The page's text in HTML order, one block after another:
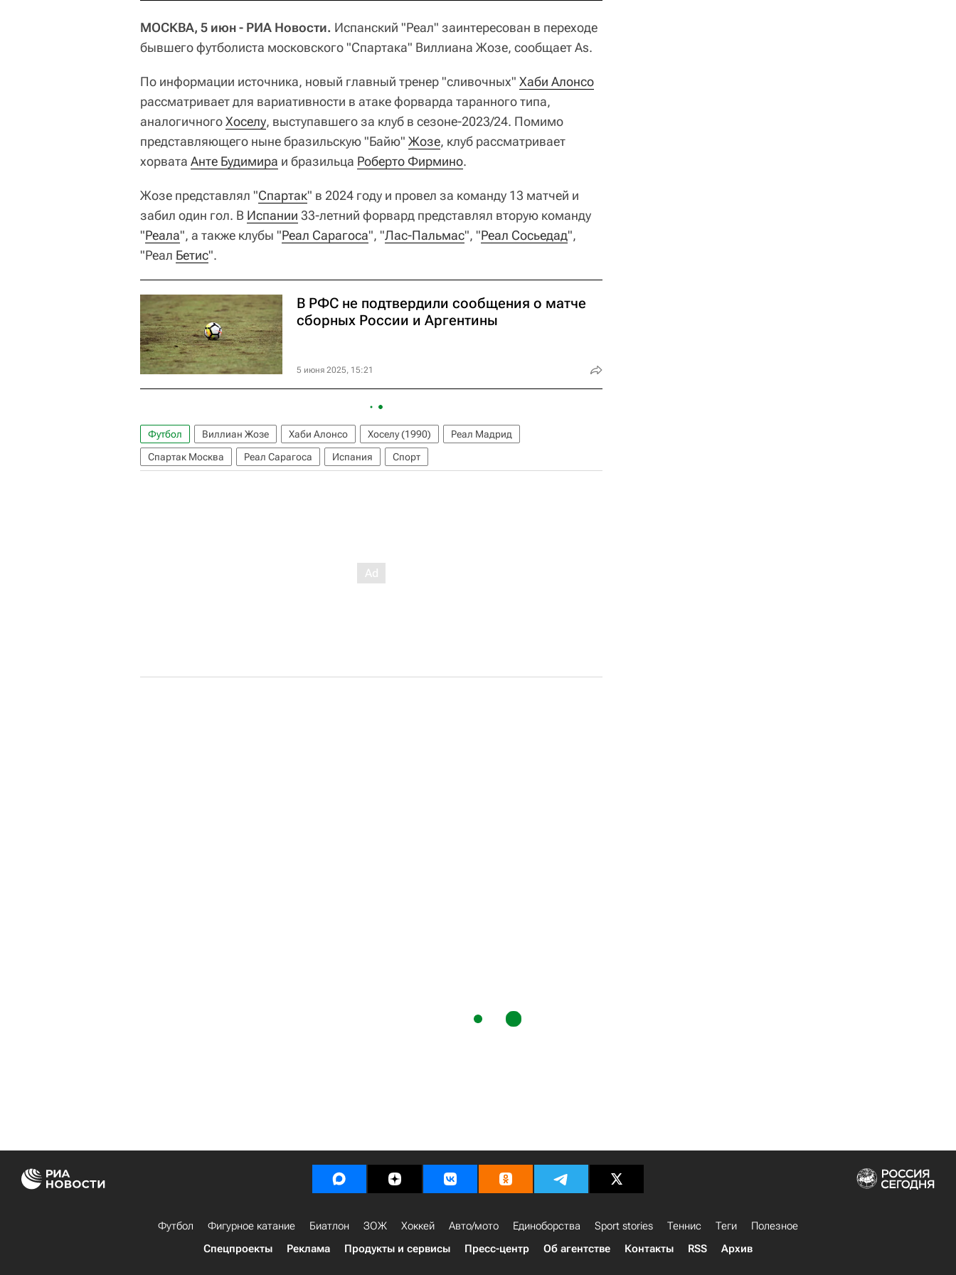
МОСКВА, 5 июн - РИА Новости. Испанский "Реал" заинтересован в переходе
бывшего футболиста московского "Спартака" Виллиана Жозе, сообщает As.
По информации источника, новый главный тренер "сливочных" Хаби Алонсо
рассматривает для вариативности в атаке форварда таранного типа,
аналогичногоХоселу, выступавшего за клуб в сезоне-2023/24. Помимо
представляющего ныне бразильскую "Байю" Жозе, клуб рассматривает
хорвата Анте Будимира и бразильца Роберто Фирмино.
Жозе представлял "Спартак" в 2024 году и провел за команду 13 матчей и
забил один гол. В Испании 33-летний форвард представлял вторую команду
"Реала", а также клубы "Реал Сарагоса", "Лас-Пальмас", "Реал Сосьедад",
"Реал Бетис".
В РФС не подтвердили сообщения о матче
сборных России и Аргентины
5 июня 2025, 15:21
Футбол Виллиан Жозе Хаби Алонсо Хоселу (1990)
Реал Мадрид
Спартак Москва
Реал Сарагоса Испания Спорт
Футбол Фигурное катание Биатлон ЗОЖ Хоккей Авто/мото Единоборства Sport stories Теннис Теги
Полезное
Спецпроекты
Реклама Продукты и сервисы Пресс-центр Об агентстве Контакты RSS Архив